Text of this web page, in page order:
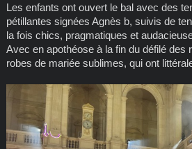
Les enfants ont ouvert le bal avec des
pétillantes signées Agnès b, suivis de
la fois chics, pragmatiques et
Avec en apothéose à la fin du défilé des
robes de mariée sublimes, qui ont